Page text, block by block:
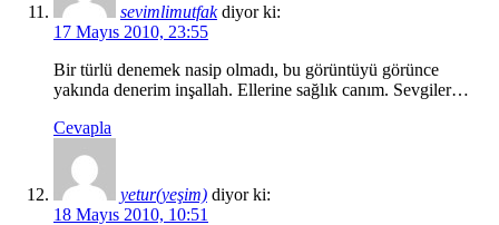
sevimlimutfak diyor ki:
17 Mayıs 2010, 23:55
Bir türlü denemek nasip olmadı, bu görüntüyü görünce
yakında denerim inşallah. Ellerine sağlık canım. Sevgiler…
Cevapla
yetur(yeşim) diyor ki:
18 Mayıs 2010, 10:51